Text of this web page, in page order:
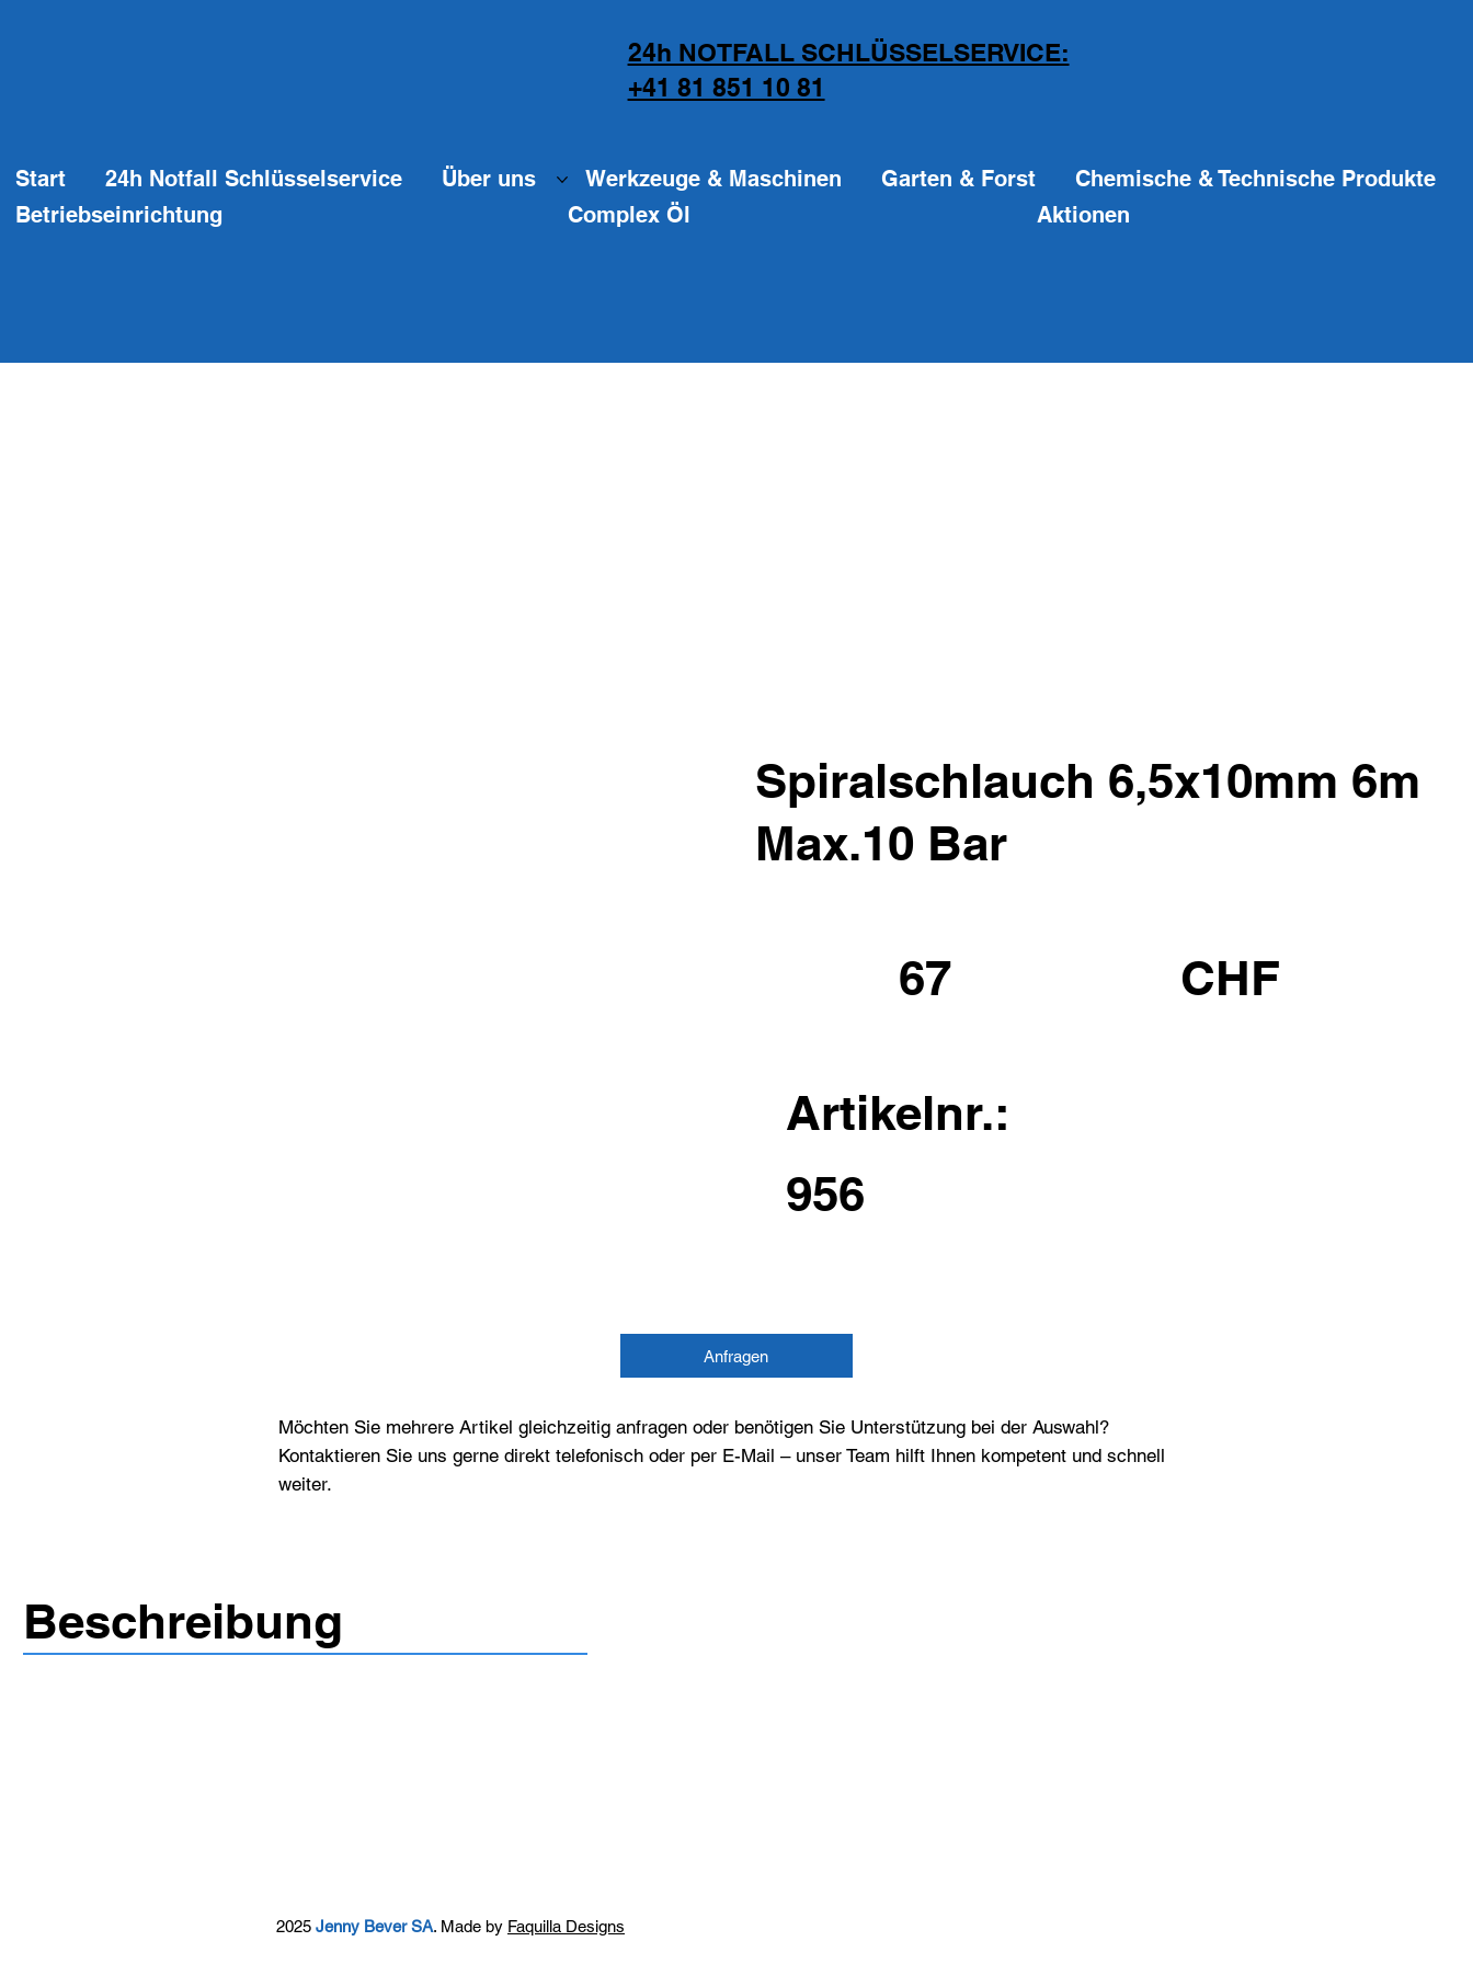
24h NOTFALL SCHLÜSSELSERVICE:
+41 81 851 10 81
Start 24h Notfall Schlüsselservice Über uns Werkzeuge & Maschinen Garten & Forst
Chemische & Technische Produkte
Betriebseinrichtung
Complex Öl Aktionen
Spiralschlauch 6,5x10mm 6m
Max.10 Bar
67 CHF
Artikelnr.:
956
Anfragen
Möchten Sie mehrere Artikel gleichzeitig anfragen oder benötigen Sie Unterstützung bei der Auswahl?
Kontaktieren Sie uns gerne direkt telefonisch oder per E-Mail – unser Team hilft Ihnen kompetent und schnell
weiter.
Beschreibung
2025 Jenny Bever SA. Made by Faquilla Designs